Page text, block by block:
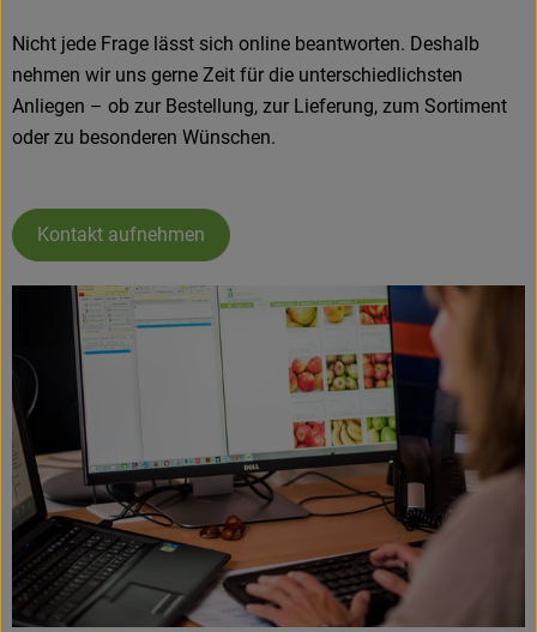
Nicht jede Frage lässt sich online beantworten. Deshalb
nehmen wir uns gerne Zeit für die unterschiedlichsten
Anliegen – ob zur Bestellung, zur Lieferung, zum Sortiment
oder zu besonderen Wünschen.
Kontakt aufnehmen